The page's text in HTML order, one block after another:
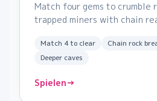
Match four gems to crumble
trapped miners with chain
Match 4 to clear Chain rock
Deeper caves
Spielen→